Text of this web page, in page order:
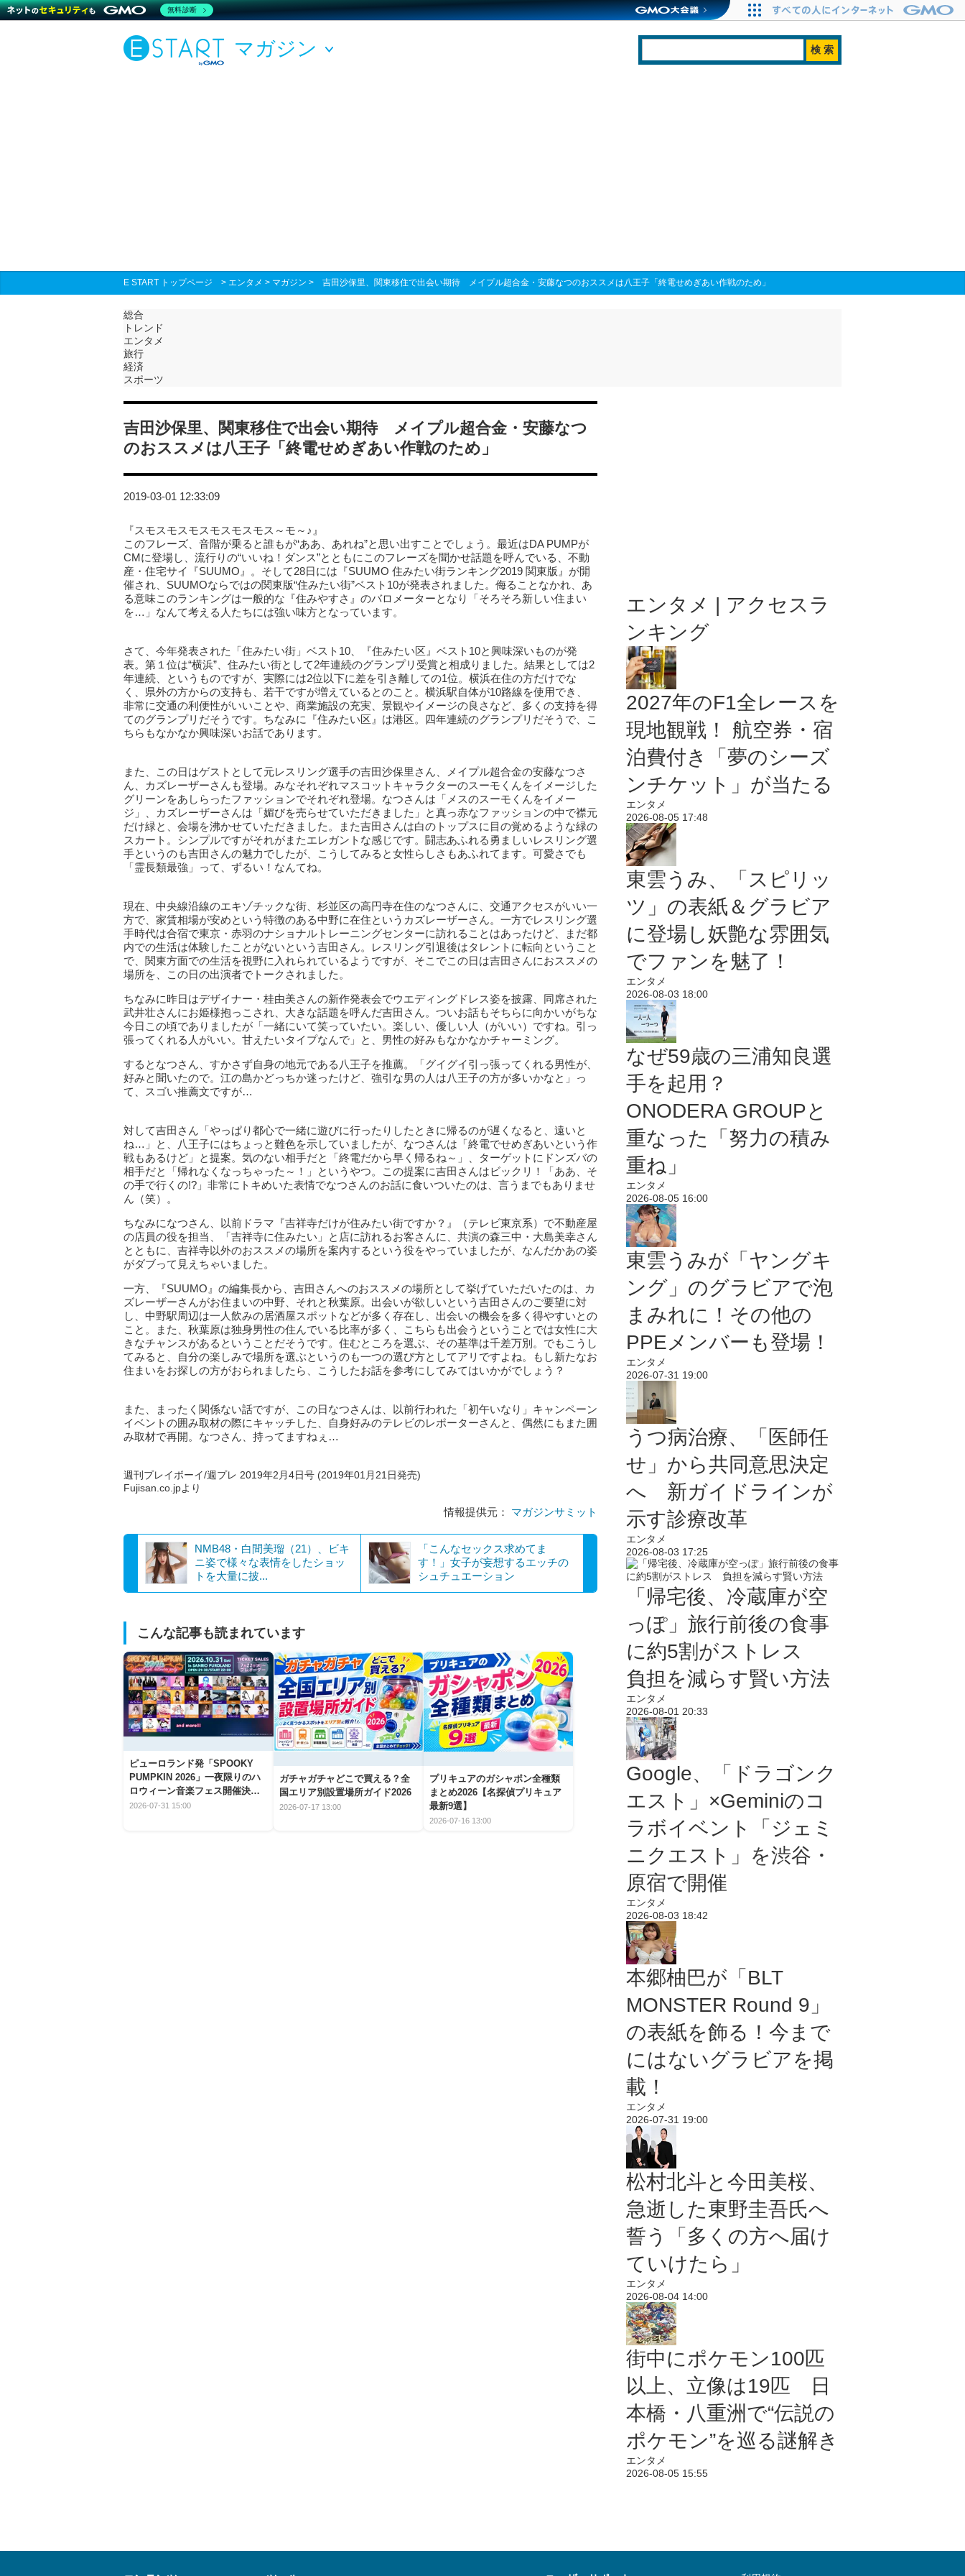
マガジン
E START トップページ > エンタメ > マガジン > 吉田沙保里、関東移住で出会い期待 メイプル超合金・安藤なつのおススメは八王子「終電せめぎあい作戦のため」
総合
トレンド
エンタメ
旅行
経済
スポーツ
吉田沙保里、関東移住で出会い期待 メイプル超合金・安藤なつ
のおススメは八王子「終電せめぎあい作戦のため」
2019-03-01 12:33:09
『スモスモスモスモスモスモス～モ～♪』
このフレーズ、音階が乗ると誰もが“ああ、あれね”と思い出すことでしょう。最近はDA PUMPが
CMに登場し、流行りの“いいね！ダンス”とともにこのフレーズを聞かせ話題を呼んでいる、不動
産・住宅サイ『SUUMO』。そして28日には『SUUMO 住みたい街ランキング2019 関東版』が開
催され、SUUMOならではの関東版“住みたい街”ベスト10が発表されました。侮ることなかれ、あ
る意味このランキングは一般的な『住みやすさ』のバロメーターとなり「そろそろ新しい住まい
を…」なんて考える人たちには強い味方となっています。
さて、今年発表された「住みたい街」ベスト10、『住みたい区』ベスト10と興味深いものが発
表。第１位は“横浜”、住みたい街として2年連続のグランプリ受賞と相成りました。結果としては2
年連続、というものですが、実際には2位以下に差を引き離しての1位。横浜在住の方だけでな
く、県外の方からの支持も、若干ですが増えているとのこと。横浜駅自体が10路線を使用でき、
非常に交通の利便性がいいことや、商業施設の充実、景観やイメージの良さなど、多くの支持を得
てのグランプリだそうです。ちなみに『住みたい区』は港区。四年連続のグランプリだそうで、こ
ちらもなかなか興味深いお話であります。
また、この日はゲストとして元レスリング選手の吉田沙保里さん、メイプル超合金の安藤なつさ
ん、カズレーザーさんも登場。みなそれぞれマスコットキャラクターのスーモくんをイメージした
グリーンをあしらったファッションでそれぞれ登場。なつさんは「メスのスーモくんをイメー
ジ」、カズレーザーさんは「媚びを売らせていただきました」と真っ赤なファッションの中で襟元
だけ緑と、会場を沸かせていただきました。また吉田さんは白のトップスに目の覚めるような緑の
スカート。シンプルですがそれがまたエレガントな感じです。闘志あふれる勇ましいレスリング選
手というのも吉田さんの魅力でしたが、こうしてみると女性らしさもあふれてます。可愛さでも
「霊長類最強」って、ずるい！なんてね。
現在、中央線沿線のエキゾチックな街、杉並区の高円寺在住のなつさんに、交通アクセスがいい一
方で、家賃相場が安めという特徴のある中野に在住というカズレーザーさん。一方でレスリング選
手時代は合宿で東京・赤羽のナショナルトレーニングセンターに訪れることはあったけど、まだ都
内での生活は体験したことがないという吉田さん。レスリング引退後はタレントに転向ということ
で、関東方面での生活を視野に入れられているようですが、そこでこの日は吉田さんにおススメの
場所を、この日の出演者でトークされました。
ちなみに昨日はデザイナー・桂由美さんの新作発表会でウエディングドレス姿を披露、同席された
武井壮さんにお姫様抱っこされ、大きな話題を呼んだ吉田さん。ついお話もそちらに向かいがちな
今日この頃でありましたが「一緒にいて笑っていたい。楽しい、優しい人（がいい）ですね。引っ
張ってくれる人がいい。甘えたいタイプなんで」と、男性の好みもなかなかチャーミング。
するとなつさん、すかさず自身の地元である八王子を推薦。「グイグイ引っ張ってくれる男性が、
好みと聞いたので。江の島かどっちか迷ったけど、強引な男の人は八王子の方が多いかなと」っ
て、スゴい推薦文ですが…
対して吉田さん「やっぱり都心で一緒に遊びに行ったりしたときに帰るのが遅くなると、遠いと
ね…」と、八王子にはちょっと難色を示していましたが、なつさんは「終電でせめぎあいという作
戦もあるけど」と提案。気のない相手だと「終電だから早く帰るね～」、ターゲットにドンズバの
相手だと「帰れなくなっちゃった～！」というやつ。この提案に吉田さんはビックリ！「ああ、そ
の手で行くの!?」非常にトキめいた表情でなつさんのお話に食いついたのは、言うまでもありませ
ん（笑）。
ちなみになつさん、以前ドラマ『吉祥寺だけが住みたい街ですか？』（テレビ東京系）で不動産屋
の店員の役を担当、「吉祥寺に住みたい」と店に訪れるお客さんに、共演の森三中・大島美幸さん
とともに、吉祥寺以外のおススメの場所を案内するという役をやっていましたが、なんだかあの姿
がダブって見えちゃいました。
一方、『SUUMO』の編集長から、吉田さんへのおススメの場所として挙げていただいたのは、カ
ズレーザーさんがお住まいの中野、それと秋葉原。出会いが欲しいという吉田さんのご要望に対
し、中野駅周辺は一人飲みの居酒屋スポットなどが多く存在し、出会いの機会を多く得やすいとの
こと。また、秋葉原は独身男性の住んでいる比率が多く、こちらも出会うということでは女性に大
きなチャンスがあるということだそうです。住むところを選ぶ、その基準は千差万別。でもこうし
てみると、自分の楽しみで場所を選ぶというのも一つの選び方としてアリですよね。もし新たなお
住まいをお探しの方がおられましたら、こうしたお話を参考にしてみてはいかがでしょう？
また、まったく関係ない話ですが、この日なつさんは、以前行われた「初午いなり」キャンペーン
イベントの囲み取材の際にキャッチした、自身好みのテレビのレポーターさんと、偶然にもまた囲
み取材で再開。なつさん、持ってますねぇ…
週刊プレイボーイ/週プレ 2019年2月4日号 (2019年01月21日発売)
Fujisan.co.jpより
情報提供元： マガジンサミット
NMB48・白間美瑠（21）、ビキ
ニ姿で様々な表情をしたショッ
トを大量に披...
「こんなセックス求めてま
す！」女子が妄想するエッチの
シュチュエーション
こんな記事も読まれています
ピューロランド発「SPOOKY
PUMPKIN 2026」一夜限りのハ
ロウィーン音楽フェス開催決
定！
2026-07-31 15:00
ガチャガチャどこで買える？全
国エリア別設置場所ガイド2026
2026-07-17 13:00
プリキュアのガシャポン全種類
まとめ2026【名探偵プリキュア
最新9選】
2026-07-16 13:00
エンタメ | アクセスラ
ンキング
2027年のF1全レースを
現地観戦！ 航空券・宿
泊費付き「夢のシーズ
ンチケット」が当たる
エンタメ
2026-08-05 17:48
東雲うみ、「スピリッ
ツ」の表紙＆グラビア
に登場し妖艶な雰囲気
でファンを魅了！
エンタメ
2026-08-03 18:00
なぜ59歳の三浦知良選
手を起用？
ONODERA GROUPと
重なった「努力の積み
重ね」
エンタメ
2026-08-05 16:00
東雲うみが「ヤングキ
ング」のグラビアで泡
まみれに！その他の
PPEメンバーも登場！
エンタメ
2026-07-31 19:00
うつ病治療、「医師任
せ」から共同意思決定
へ 新ガイドラインが
示す診療改革
エンタメ
2026-08-03 17:25
「帰宅後、冷蔵庫が空
っぽ」旅行前後の食事
に約5割がストレス
負担を減らす賢い方法
エンタメ
2026-08-01 20:33
Google、「ドラゴンク
エスト」×Geminiのコ
ラボイベント「ジェミ
ニクエスト」を渋谷・
原宿で開催
エンタメ
2026-08-03 18:42
本郷柚巴が「BLT
MONSTER Round 9」
の表紙を飾る！今まで
にはないグラビアを掲
載！
エンタメ
2026-07-31 19:00
松村北斗と今田美桜、
急逝した東野圭吾氏へ
誓う「多くの方へ届け
ていけたら」
エンタメ
2026-08-04 14:00
街中にポケモン100匹
以上、立像は19匹 日
本橋・八重洲で“伝説の
ポケモン”を巡る謎解き
エンタメ
2026-08-05 15:55
無料診断